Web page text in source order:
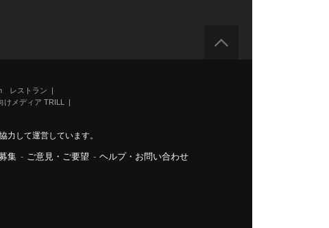
レストラン
けメディア TRILL
力して運営しています。
集 - ご意見・ご要望 - ヘルプ・お問い合わせ